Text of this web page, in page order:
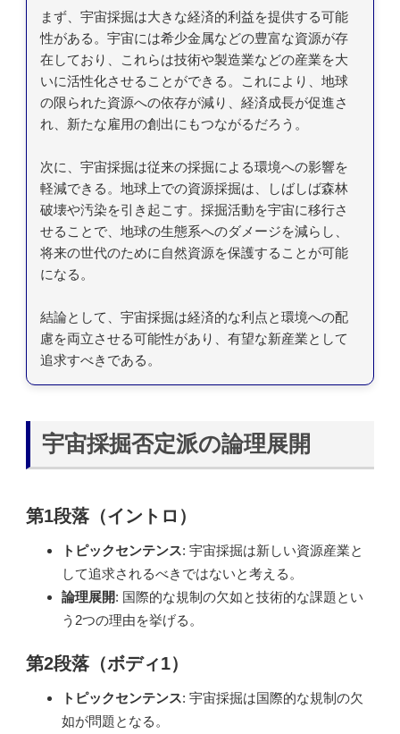
まず、宇宙採掘は大きな経済的利益を提供する可能
性がある。宇宙には希少金属などの豊富な資源が存
在しており、これらは技術や製造業などの産業を大
いに活性化させることができる。これにより、地球
の限られた資源への依存が減り、経済成長が促進さ
れ、新たな雇用の創出にもつながるだろう。
次に、宇宙採掘は従来の採掘による環境への影響を
軽減できる。地球上での資源採掘は、しばしば森林
破壊や汚染を引き起こす。採掘活動を宇宙に移行さ
せることで、地球の生態系へのダメージを減らし、
将来の世代のために自然資源を保護することが可能
になる。
結論として、宇宙採掘は経済的な利点と環境への配
慮を両立させる可能性があり、有望な新産業として
追求すべきである。
宇宙採掘否定派の論理展開
第1段落（イントロ）
トピックセンテンス: 宇宙採掘は新しい資源産業と
して追求されるべきではないと考える。
論理展開: 国際的な規制の欠如と技術的な課題とい
う2つの理由を挙げる。
第2段落（ボディ1）
トピックセンテンス: 宇宙採掘は国際的な規制の欠
如が問題となる。